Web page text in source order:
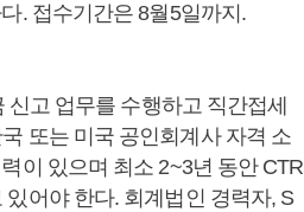
. 접수기간은 8월5일까지.
고 업무를 수행하고 직간접세
또는 미국 공인회계사 자격 소
이 있으며 최소 2~3년 동안 CTR
어야 한다. 회계법인 경력자, S